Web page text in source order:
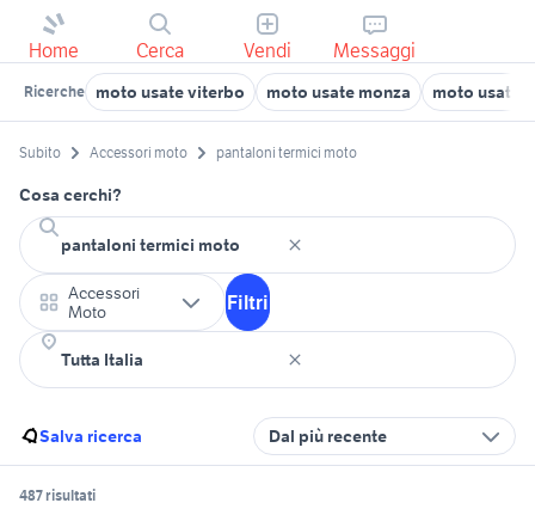
Home Cerca Vendi Messaggi
Ricerche moto usate viterbo moto usate monza moto usate
Subito Accessori moto pantaloni termici moto
Cosa cerchi?
Accessori
Moto
Filtri
Salva ricerca Dal più recente
487 risultati